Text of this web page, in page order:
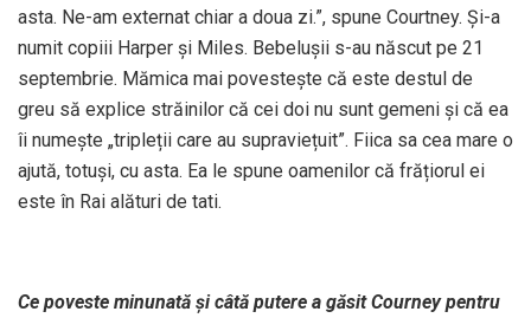
asta. Ne-am externat chiar a doua zi.”, spune Courtney. Și-a
numit copiii Harper și Miles. Bebelușii s-au născut pe 21
septembrie. Mămica mai povestește că este destul de
greu să explice străinilor că cei doi nu sunt gemeni și că ea
îi numește „tripleții care au supraviețuit”. Fiica sa cea mare o
ajută, totuși, cu asta. Ea le spune oamenilor că frățiorul ei
este în Rai alături de tati.
Ce poveste minunată și câtă putere a găsit Courney pentru